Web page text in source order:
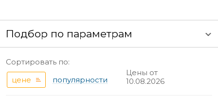
Подбор по параметрам
Сортировать по:
цене
популярности
Цены от
10.08.2026